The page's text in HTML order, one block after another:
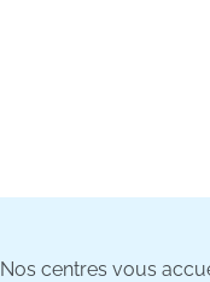
Nos centres vous